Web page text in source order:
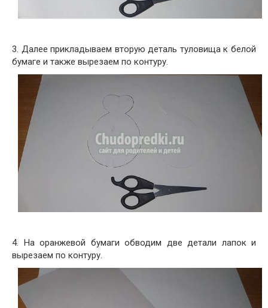
3. Далее прикладываем вторую деталь туловища к белой
бумаге и также вырезаем по контуру.
4. На оранжевой бумаги обводим две детали лапок и
вырезаем по контуру.